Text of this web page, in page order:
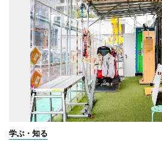
学ぶ・知る